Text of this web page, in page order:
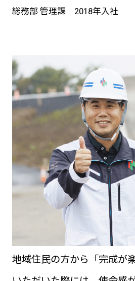
総務部 管理課 2018年入社
地域住民の方から「完成が